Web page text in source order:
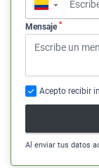
▼
Mensaje *
Acepto recibir
Al enviar tus datos